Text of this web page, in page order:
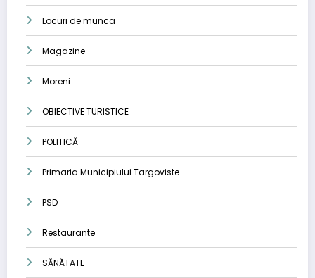
Locuri de munca
Magazine
Moreni
OBIECTIVE TURISTICE
POLITICĂ
Primaria Municipiului Targoviste
PSD
Restaurante
SĂNĂTATE